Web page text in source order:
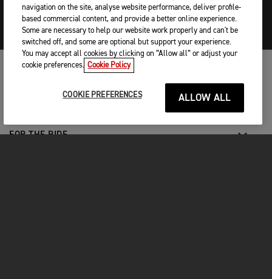
FOR THE RIDE
navigation on the site, analyse website performance, deliver profile-
based commercial content, and provide a better online experience.
Some are necessary to help our website work properly and can't be
switched off, and some are optional but support your experience.
You may accept all cookies by clicking on “Allow all” or adjust your
cookie preferences. Cookie Policy
COOKIE PREFERENCES ALLOW ALL